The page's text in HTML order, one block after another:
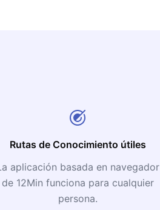
Rutas de Conocimiento útiles
aplicación basada en navegador
de 12Min funciona para cualquier
persona.